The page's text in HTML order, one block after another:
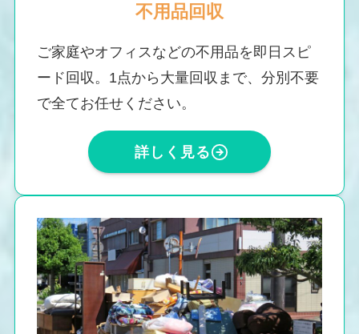
不用品回収
ご家庭やオフィスなどの不用品を即日スピ
ード回収。1点から大量回収まで、分別不要
で全てお任せください。
詳しく見る